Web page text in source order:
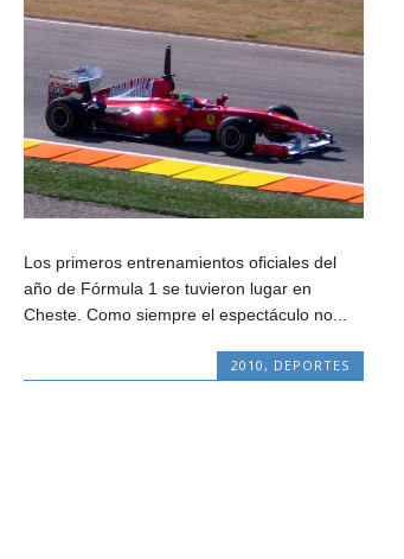
Los primeros entrenamientos oficiales del
año de Fórmula 1 se tuvieron lugar en
Cheste. Como siempre el espectáculo no...
2010, DEPORTES